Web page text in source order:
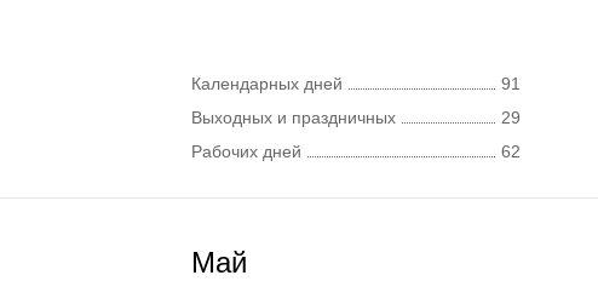
Календарных дней
91
Выходных и праздничных
29
Рабочих дней
62
Май